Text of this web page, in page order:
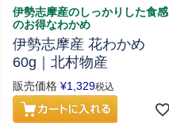
伊勢志摩産のしっかりした食感
のお得なわかめ
伊勢志摩産 花わかめ
60g｜北村物産
販売価格 ¥1,329税込